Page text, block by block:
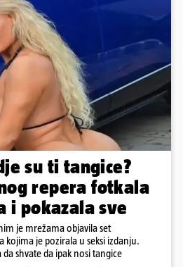
su ti tangice?
repera fotkala
i pokazala sve
je mrežama objavila set
je pozirala u seksi izdanju.
shvate da ipak nosi tangice